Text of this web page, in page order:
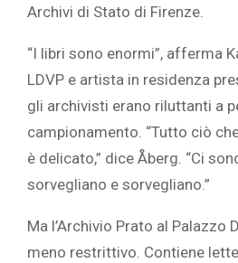
Archivi di Stato di Firenze.
“I libri sono enormi”, afferma
LDVP e artista in residenza
gli archivisti erano riluttanti a
campionamento. “Tutto ciò
è delicato,” dice Åberg. “Ci
sorvegliano e sorvegliano.”
Ma l’Archivio Prato al Palazzo
meno restrittivo. Contiene